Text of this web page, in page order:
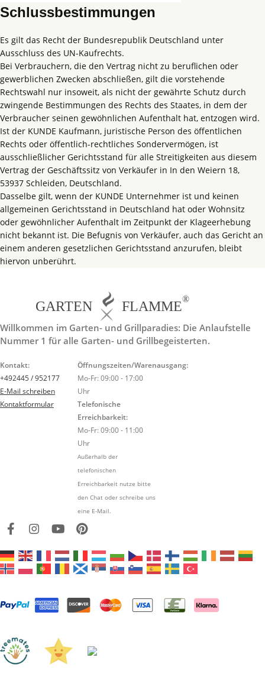
Schlussbestimmungen
Es gilt das Recht der Bundesrepublik Deutschland unter
Ausschluss des UN-Kaufrechts.
Bei Verbrauchern, die den Vertrag nicht zu beruflichen oder
gewerblichen Zwecken abschließen, gilt die vorstehende
Rechtswahl nur insoweit, als nicht der gewährte Schutz durch
zwingende Bestimmungen des Rechts des Staates, in dem der
Verbraucher seinen gewöhnlichen Aufenthalt hat, entzogen wird.
Ist der KUNDE Kaufmann, juristische Person des öffentlichen
Rechts oder öffentlich-rechtliches Sondervermögen, ist
ausschließlicher Gerichtsstand für alle Streitigkeiten aus diesem
Vertrag der Geschäftssitz von Verkäufer in In den Weiern 18,
53937 Schleiden, Deutschland.
Dasselbe gilt, wenn der KUNDE Unternehmer ist und keinen
allgemeinen Gerichtsstand in Deutschland hat oder Wohnsitz
oder gewöhnlicher Aufenthalt im Zeitpunkt der Klageerhebung
nicht bekannt ist. Die Befugnis von Verkäufer, auch das Gericht an
einem anderen gesetzlichen Gerichtsstand anzurufen, bleibt
hiervon unberührt.
GARTEN FLAMME®
Willkommen im Garten- und Grillparadies: Die Anlaufstelle
Nummer 1 für alle Garten- und Grillbegeisterten.
Kontakt:
+492445 / 952177
E-Mail schreiben
Kontaktformular
Öffnungszeiten/Warenausgang:
Mo-Fr: 09:00 - 17:00
Uhr
Telefonische
Erreichbarkeit:
Mo-Fr: 09:00 - 11:00
Uhr
Außerhalb der
telefonischen
Erreichbarkeit nutze bitte
den Chat oder schreibe uns
eine E-Mail.